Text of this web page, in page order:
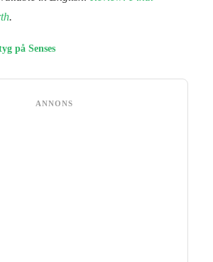
.
på Senses
ANNONS